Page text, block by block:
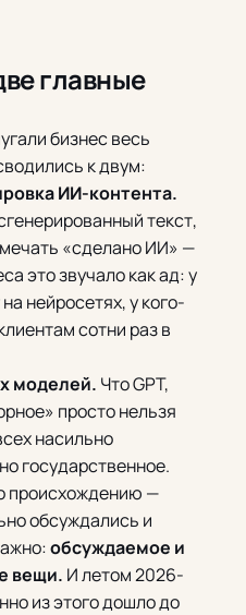
главные
бизнес весь
к двум:
ИИ-контента.
текст,
«сделано ИИ» —
это звучало как ад: у
нейросетях, у кого-
сотни раз в
моделей. Что GPT,
просто нельзя
насильно
государственное.
происхождению —
обсуждались и
обсуждаемое и
вещи. И летом 2026-
из этого дошло до